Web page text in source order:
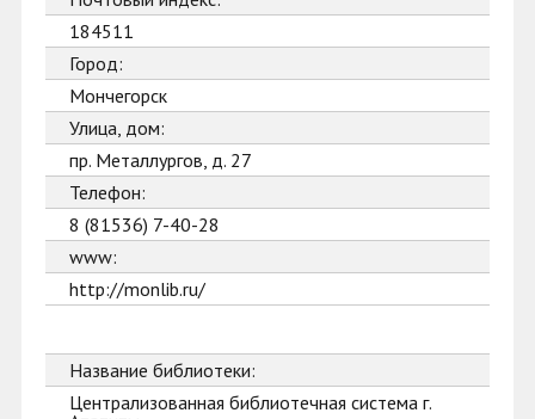
184511
Город:
Мончегорск
Улица, дом:
пр. Металлургов, д. 27
Телефон:
8 (81536) 7-40-28
www:
http://monlib.ru/
Название библиотеки:
Централизованная библиотечная система г.